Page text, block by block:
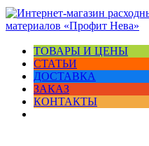
ТОВАРЫ И ЦЕНЫ
СТАТЬИ
ДОСТАВКА
ЗАКАЗ
КОНТАКТЫ